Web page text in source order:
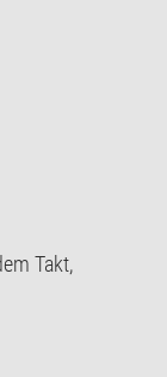
Takt,